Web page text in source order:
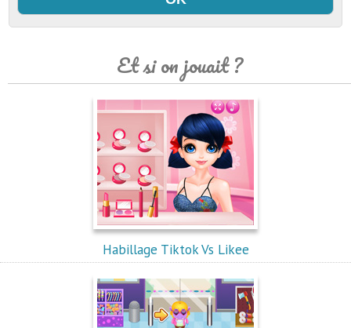
Et si on jouait ?
Habillage Tiktok Vs Likee